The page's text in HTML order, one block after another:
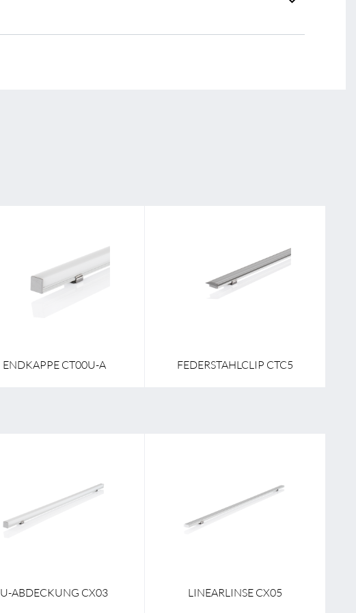
ENDKAPPE CT00U-A FEDERSTAHLCLIP CTC5
U-ABDECKUNG CX03 LINEARLINSE CX05